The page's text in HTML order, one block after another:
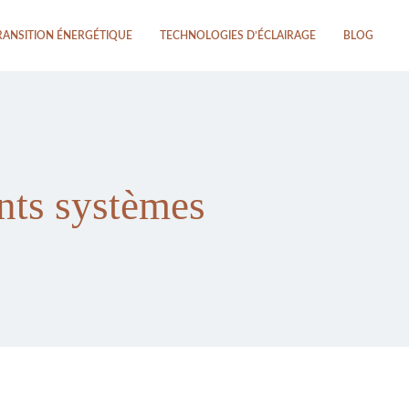
ÉNERGÉTIQUE TECHNOLOGIES D’ÉCLAIRAGE BLOG
systèmes